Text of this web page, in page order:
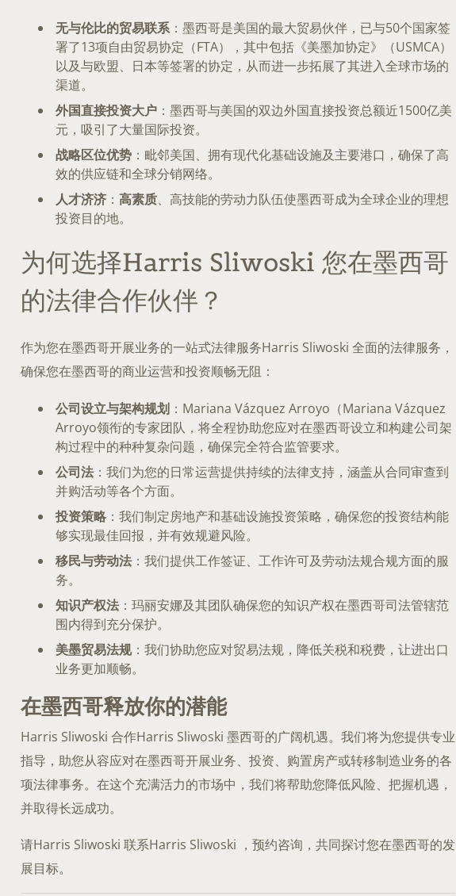
无与伦比的贸易联系：墨西哥是美国的最大贸易伙伴，已与50个国家签
署了13项自由贸易协定（FTA），其中包括《美墨加协定》（USMCA）
以及与欧盟、日本等签署的协定，从而进一步拓展了其进入全球市场的
渠道。
外国直接投资大户 ：墨西哥与美国的双边外国直接投资总额近1500亿美
元，吸引了大量国际投资。
战略区位优势 ：毗邻美国、拥有现代化基础设施及主要港口，确保了高
效的供应链和全球分销网络。
人才济济 ： 高素质、高技能的劳动力队伍使墨西哥成为全球企业的理想
投资目的地。
为何选择Harris Sliwoski 您在墨西哥
的法律合作伙伴？
作为您在墨西哥开展业务的一站式法律服务Harris Sliwoski 全面的法律服务，
确保您在墨西哥的商业运营和投资顺畅无阻：
公司设立与架构规划 ：Mariana Vázquez Arroyo（Mariana Vázquez
Arroyo领衔的专家团队，将全程协助您应对在墨西哥设立和构建公司架
构过程中的种种复杂问题，确保完全符合监管要求。
公司法 ：我们为您的日常运营提供持续的法律支持，涵盖从合同审查到
并购活动等各个方面。
投资策略 ：我们制定房地产和基础设施投资策略，确保您的投资结构能
够实现最佳回报，并有效规避风险。
移民与劳动法 ：我们提供工作签证、工作许可及劳动法规合规方面的服
务。
知识产权法 ：玛丽安娜及其团队确保您的知识产权在墨西哥司法管辖范
围内得到充分保护。
美墨贸易法规：我们协助您应对贸易法规，降低关税和税费，让进出口
业务更加顺畅。
在墨西哥释放你的潜能
Harris Sliwoski 合作Harris Sliwoski 墨西哥的广阔机遇。我们将为您提供专业
指导，助您从容应对在墨西哥开展业务、投资、购置房产或转移制造业务的各
项法律事务。在这个充满活力的市场中，我们将帮助您降低风险、把握机遇，
并取得长远成功。
请Harris Sliwoski 联系Harris Sliwoski ，预约咨询，共同探讨您在墨西哥的发
展目标。